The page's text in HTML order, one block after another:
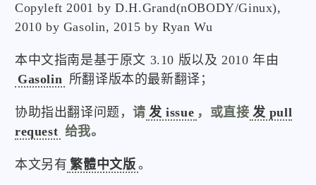
Copyleft 2001 by D.H.Grand(nOBODY/Ginux),
2010 by Gasolin, 2015 by Ryan Wu
本中文指南是基于原文 3.10 版以及 2010 年由
Gasolin 所翻译版本的最新翻译；
协助指出翻译问题，请 发 issue ，或直接 发 pull
request 给我。
本文另有 繁體中文版 。